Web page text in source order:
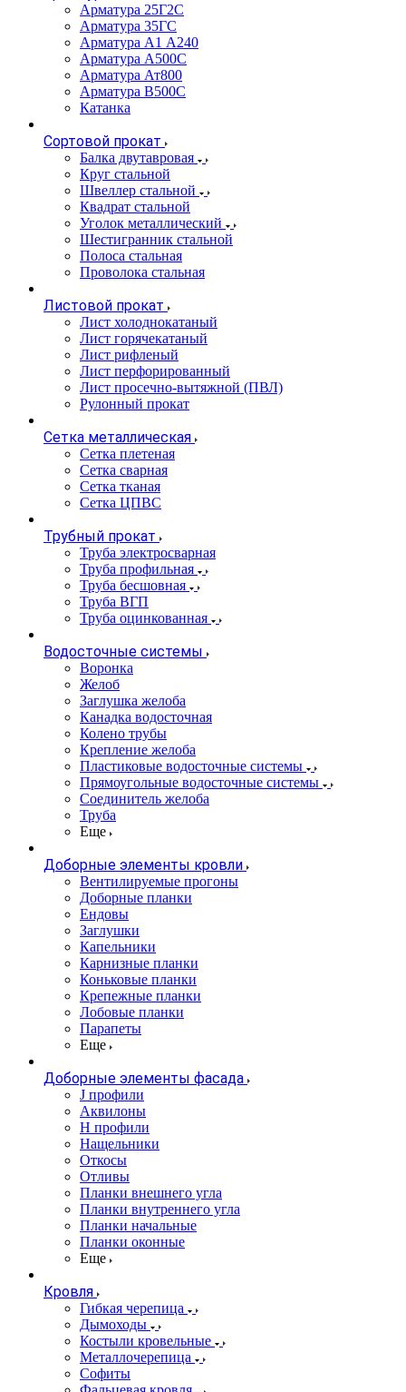
Арматура 25Г2С
Арматура 35ГС
Арматура А1 А240
Арматура А500С
Арматура Ат800
Арматура В500С
Катанка
Сортовой прокат
Балка двутавровая
Круг стальной
Швеллер стальной
Квадрат стальной
Уголок металлический
Шестигранник стальной
Полоса стальная
Проволока стальная
Листовой прокат
Лист холоднокатаный
Лист горячекатаный
Лист рифленый
Лист перфорированный
Лист просечно-вытяжной (ПВЛ)
Рулонный прокат
Сетка металлическая
Сетка плетеная
Сетка сварная
Сетка тканая
Сетка ЦПВС
Трубный прокат
Труба электросварная
Труба профильная
Труба бесшовная
Труба ВГП
Труба оцинкованная
Водосточные системы
Воронка
Желоб
Заглушка желоба
Канадка водосточная
Колено трубы
Крепление желоба
Пластиковые водосточные системы
Прямоугольные водосточные системы
Соединитель желоба
Труба
Еще
Доборные элементы кровли
Вентилируемые прогоны
Доборные планки
Ендовы
Заглушки
Капельники
Карнизные планки
Коньковые планки
Крепежные планки
Лобовые планки
Парапеты
Еще
Доборные элементы фасада
J профили
Аквилоны
Н профили
Нащельники
Откосы
Отливы
Планки внешнего угла
Планки внутреннего угла
Планки начальные
Планки оконные
Еще
Кровля
Гибкая черепица
Дымоходы
Костыли кровельные
Металлочерепица
Софиты